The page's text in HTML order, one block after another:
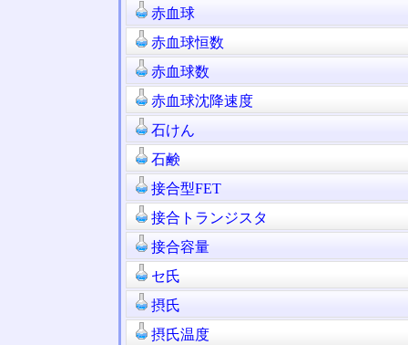
赤血球
赤血球恒数
赤血球数
赤血球沈降速度
石けん
石鹸
接合型FET
接合トランジスタ
接合容量
セ氏
摂氏
摂氏温度